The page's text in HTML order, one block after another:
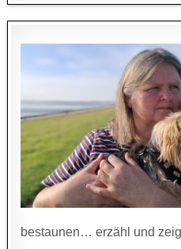
bestaunen… erzähl und